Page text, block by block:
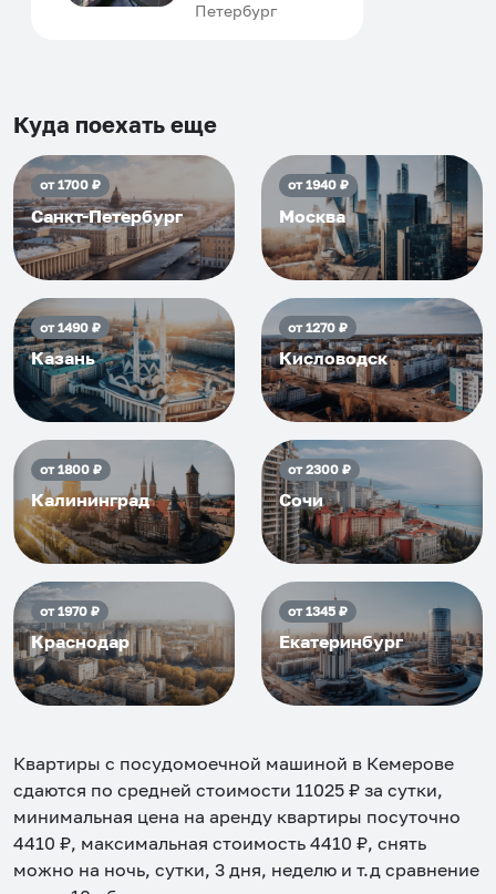
договориться, подскажет
приезжать еще...
Петербург
Куда поехать еще
от1700₽
Санкт-Петербург
от1940₽
Москва
от1490₽
Казань
от1270₽
Кисловодск
от1800₽
Калининград
от2300₽
Сочи
от1970₽
Краснодар
от1345₽
Екатеринбург
Квартиры с посудомоечной машиной в Кемерове
сдаются по средней стоимости 11025 ₽ за сутки,
минимальная цена на аренду квартиры посуточно
4410 ₽, максимальная стоимость 4410 ₽, снять
можно на ночь, сутки, 3 дня, неделю и т.д сравнение